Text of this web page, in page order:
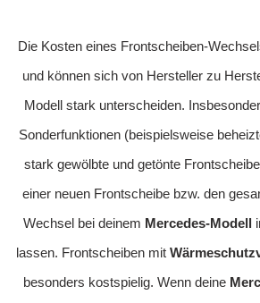
Die Kosten eines Frontscheiben-
und können sich von Hersteller zu
Modell stark unterscheiden.
Sonderfunktionen (beispielsweise
stark gewölbte und getönte
einer neuen Frontscheibe bzw. den
Wechsel bei deinem Mercedes-Modell
lassen. Frontscheiben mit
besonders kostspielig. Wenn deine